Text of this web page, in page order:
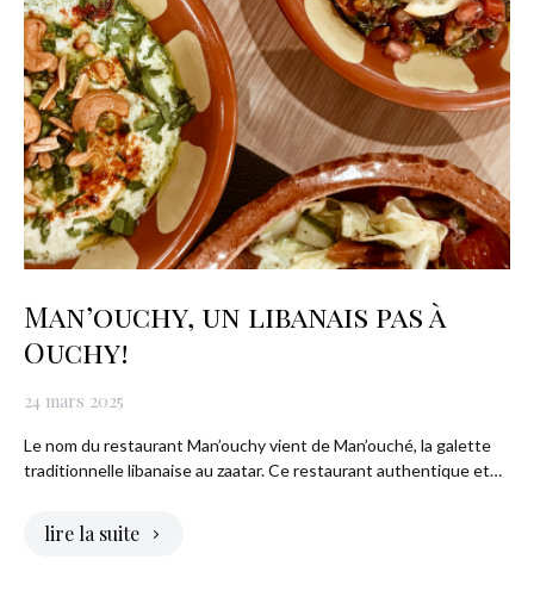
Man’ouchy, un libanais pas à
Ouchy!
24 mars 2025
Le nom du restaurant Man’ouchy vient de Man’ouché, la galette
traditionnelle libanaise au zaatar. Ce restaurant authentique et…
lire la suite